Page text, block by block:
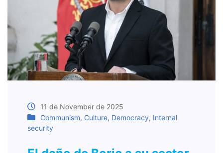
11 de November de 2025
Communism, Culture, Democracy, Internal
security